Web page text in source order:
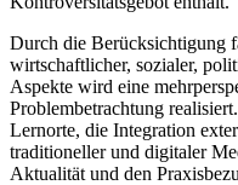
Durch die Berücksichtigung
wirtschaftlicher, sozialer,
Aspekte wird eine
Problembetrachtung
Lernorte, die Integration
traditioneller und digitaler
Aktualität und den